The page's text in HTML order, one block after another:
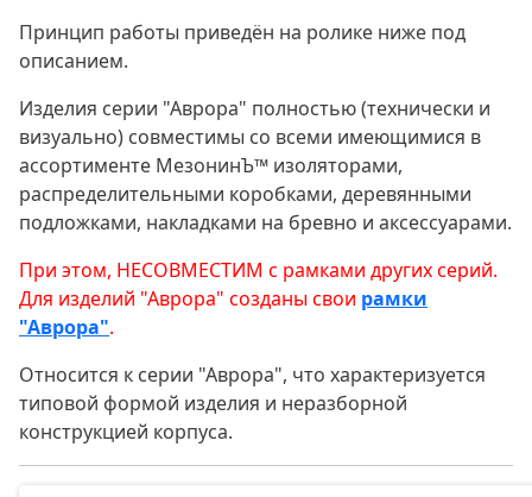
Принцип работы приведён на ролике ниже под
описанием.
Изделия серии "Аврора" полностью (технически и
визуально) совместимы со всеми имеющимися в
ассортименте МезонинЪ™ изоляторами,
распределительными коробками, деревянными
подложками, накладками на бревно и аксессуарами.
При этом, НЕСОВМЕСТИМ с рамками других серий.
Для изделий "Аврора" созданы свои рамки
"Аврора".
Относится к серии "Аврора", что характеризуется
типовой формой изделия и неразборной
конструкцией корпуса.